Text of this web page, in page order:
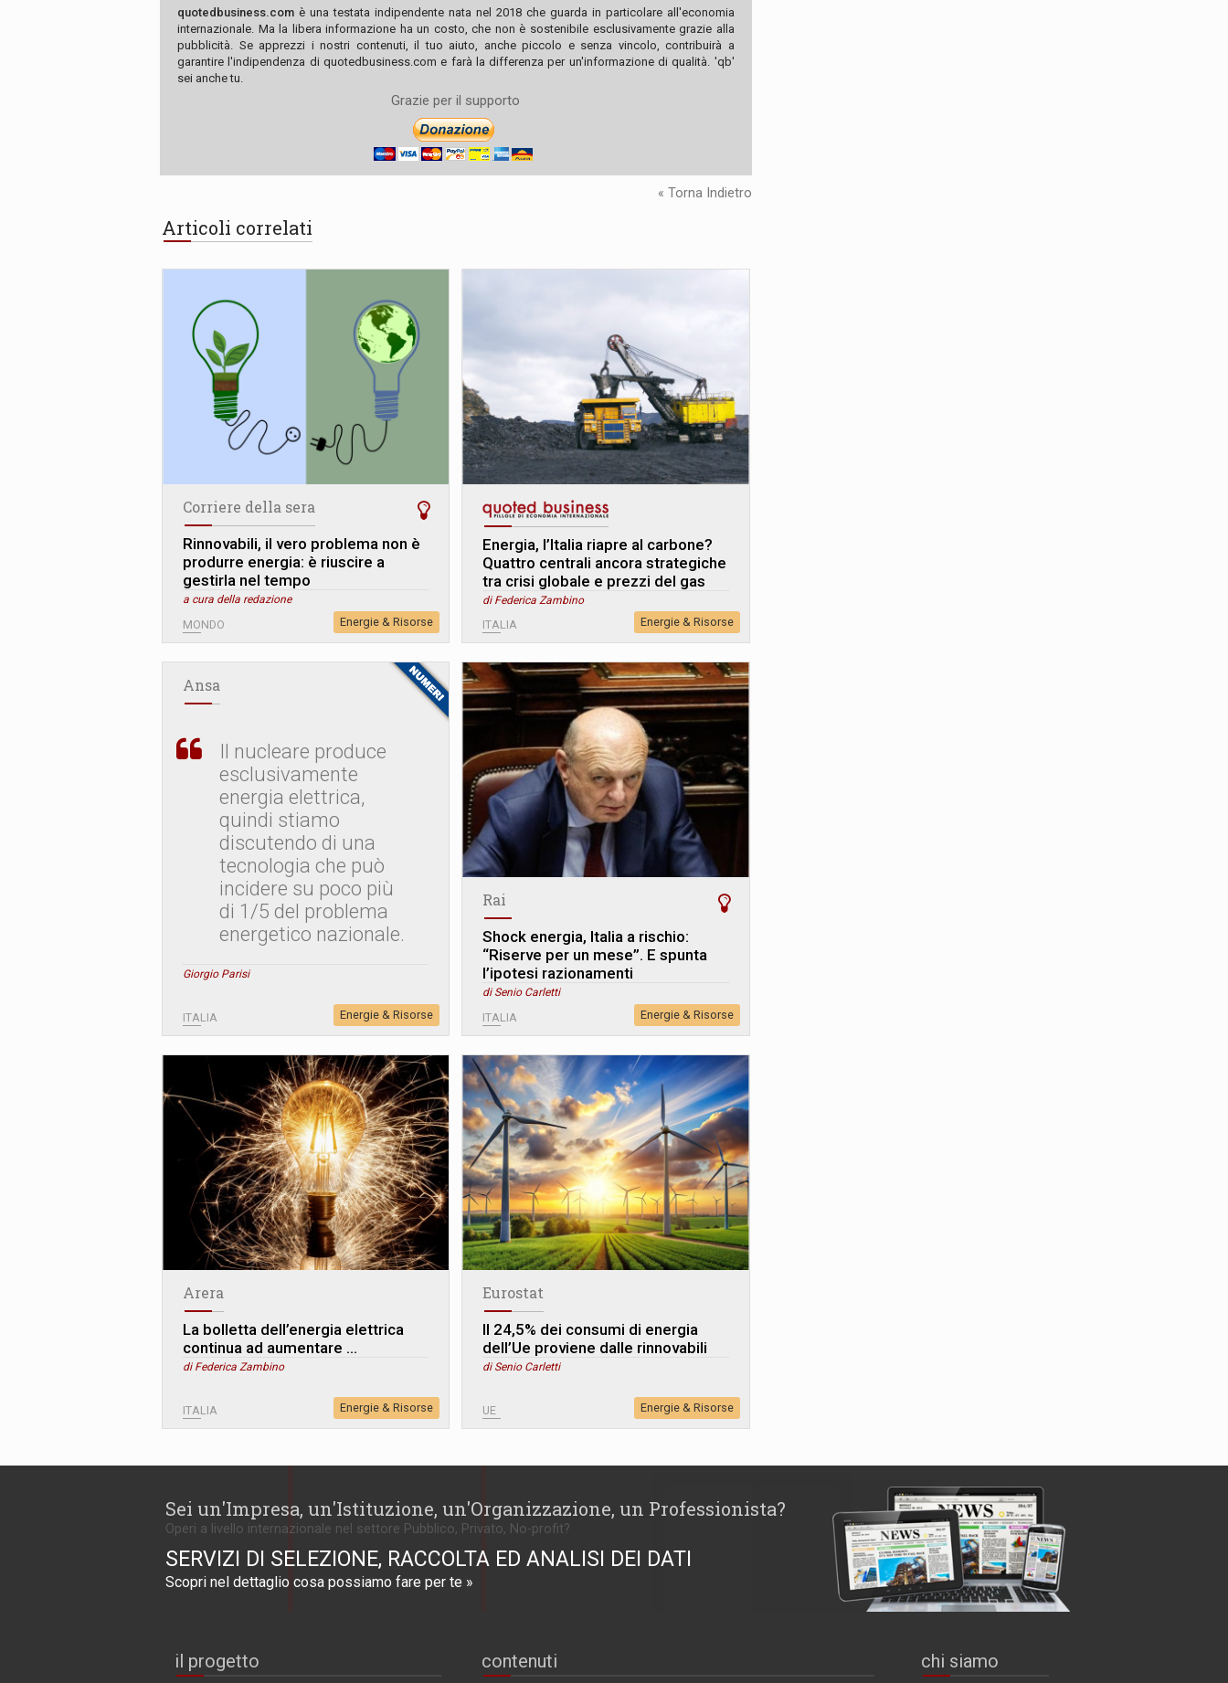
quotedbusiness.com è una testata indipendente nata nel 2018 che guarda in particolare all'economia
internazionale. Ma la libera informazione ha un costo, che non è sostenibile esclusivamente grazie alla
pubblicità. Se apprezzi i nostri contenuti, il tuo aiuto, anche piccolo e senza vincolo, contribuirà a
garantire l'indipendenza di quotedbusiness.com e farà la differenza per un'informazione di qualità. 'qb'
sei anche tu.
Grazie per il supporto
« Torna Indietro
Articoli correlati
Corriere della sera
Rinnovabili, il vero problema non è
produrre energia: è riuscire a
gestirla nel tempo
a cura della redazione
MONDO Energie & Risorse
Energia, l’Italia riapre al carbone?
Quattro centrali ancora strategiche
tra crisi globale e prezzi del gas
di Federica Zambino
ITALIA Energie & Risorse
Ansa
Il nucleare produce
esclusivamente
energia elettrica,
quindi stiamo
discutendo di una
tecnologia che può
incidere su poco più
di 1/5 del problema
energetico nazionale.
Giorgio Parisi
ITALIA Energie & Risorse
Rai
Shock energia, Italia a rischio:
“Riserve per un mese”. E spunta
l’ipotesi razionamenti
di Senio Carletti
ITALIA Energie & Risorse
Arera
La bolletta dell’energia elettrica
continua ad aumentare …
di Federica Zambino
ITALIA Energie & Risorse
Eurostat
Il 24,5% dei consumi di energia
dell’Ue proviene dalle rinnovabili
di Senio Carletti
UE Energie & Risorse
Sei un'Impresa, un'Istituzione, un'Organizzazione, un Professionista?
Operi a livello internazionale nel settore Pubblico, Privato, No-profit?
SERVIZI DI SELEZIONE, RACCOLTA ED ANALISI DEI DATI
Scopri nel dettaglio cosa possiamo fare per te »
il progetto contenuti chi siamo